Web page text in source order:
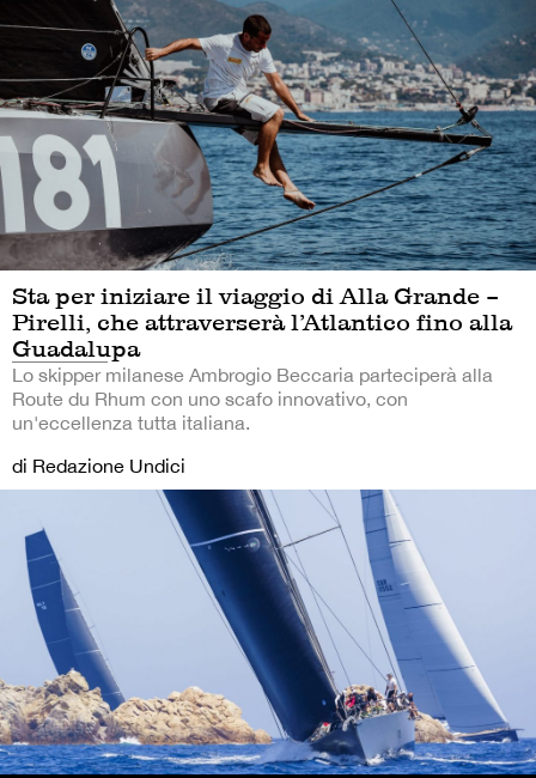
Sta per iniziare il viaggio di Alla Grande –
Pirelli, che attraverserà l’Atlantico fino alla
Guadalupa
Lo skipper milanese Ambrogio Beccaria parteciperà alla
Route du Rhum con uno scafo innovativo, con
un'eccellenza tutta italiana.
di Redazione Undici